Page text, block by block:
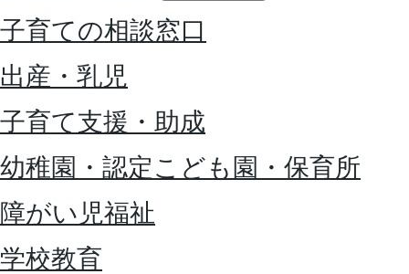
子育ての相談窓口
出産・乳児
子育て支援・助成
幼稚園・認定こども園・保育所
障がい児福祉
学校教育